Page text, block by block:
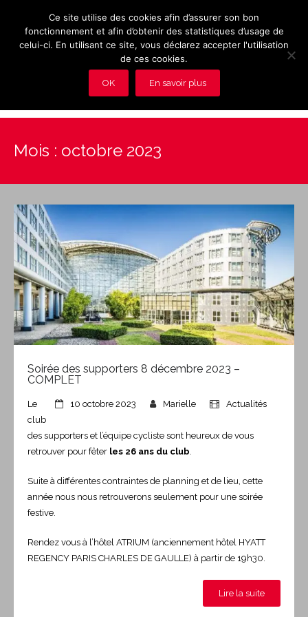
Photos
Vidéos
Adhérez au Club
Mois : octobre 2023
Soirée des supporters 8 décembre 2023 –
COMPLET
10 octobre 2023 Marielle Actualités
Le
club
des supporters et l’équipe cycliste sont heureux de vous
retrouver pour fêter les 26 ans du club.
Suite à différentes contraintes de planning et de lieu, cette
année nous nous retrouverons seulement pour une soirée
festive.
Rendez vous à l’hôtel ATRIUM (anciennement hôtel HYATT
REGENCY PARIS CHARLES DE GAULLE) à partir de 19h30.
Lire la suite
Ce site utilise des cookies afin d’assurer son bon
fonctionnement et afin d’obtenir des statistiques d’usage de
celui-ci. En utilisant ce site, vous déclarez accepter l'utilisation
de ces cookies.
OK En savoir plus